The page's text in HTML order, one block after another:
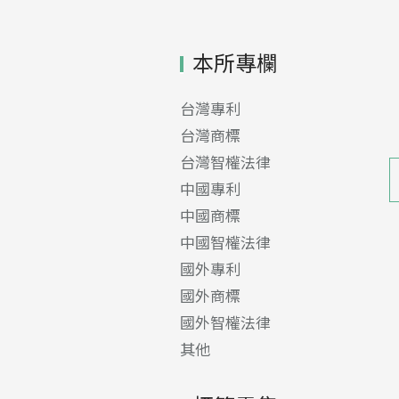
本所專欄
台灣專利
台灣商標
台灣智權法律
中國專利
中國商標
中國智權法律
國外專利
國外商標
國外智權法律
其他